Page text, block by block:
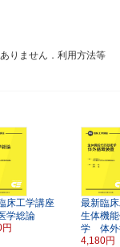
りません．利用方法等
床工学講座
学総論
最新臨
生体機
学 体外
4,180円